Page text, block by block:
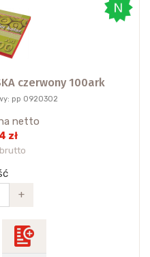
czerwony 100ark
pp 0920302
netto
zł
brutto
+